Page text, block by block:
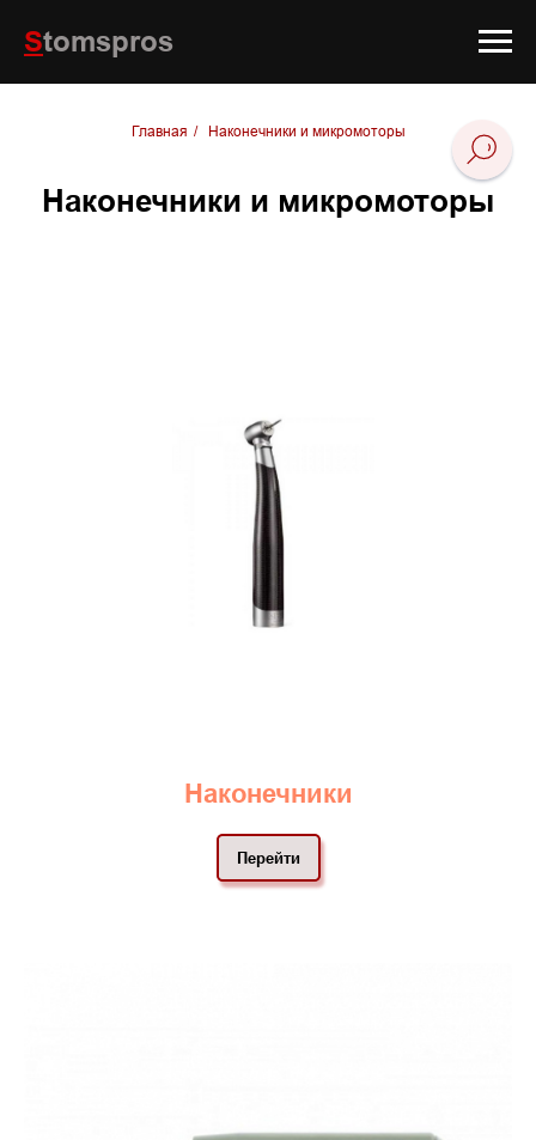
Stomspros
Главная / Наконечники и микромоторы
Наконечники и микромоторы
Наконечники
Перейти